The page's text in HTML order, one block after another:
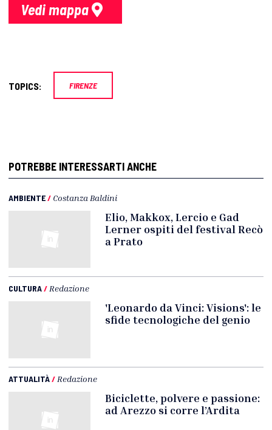
Vedi mappa
TOPICS: FIRENZE
POTREBBE INTERESSARTI ANCHE
AMBIENTE/ Costanza Baldini
Elio, Makkox, Lercio e Gad
Lerner ospiti del festival Recò
a Prato
CULTURA/ Redazione
'Leonardo da Vinci: Visions': le
sfide tecnologiche del genio
ATTUALITÀ/ Redazione
Biciclette, polvere e passione:
ad Arezzo si corre l’Ardita